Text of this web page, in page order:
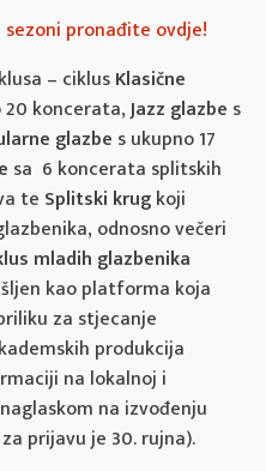
pronađite ovdje!
– ciklusKlasične
20 koncerata,Jazz glazbe s
glazbe s ukupno 17
sa 6 koncerata splitskih
te Splitski krugkoji
odnosno večeri
mladih glazbenika
kao platforma koja
za stjecanje
produkcija
na lokalnoj i
na izvođenju
prijavu je 30. rujna).